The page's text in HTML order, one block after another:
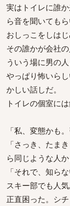
実はトイレに誰
ら音を聞いても
おしっこをしはじ
その誰かが会社
ういう場に男の
やっぱり怖いら
かしい話しだ。
トイレの個室に
「私、変態かも
「さっき、たま
ら同じような人か
「それで、知ら
スキー部でも人
正直困った。シ